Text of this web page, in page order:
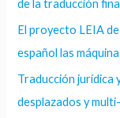
de la traducción
El proyecto LEIA
español las
Traducción jurídica
desplazados y